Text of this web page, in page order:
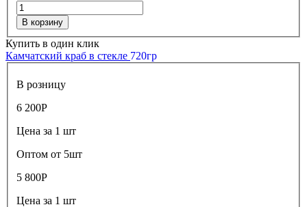
В корзину
Купить в один клик
Камчатский краб в стекле 720гр
В розницу
6 200Р
Цена за 1 шт
Оптом от 5шт
5 800Р
Цена за 1 шт